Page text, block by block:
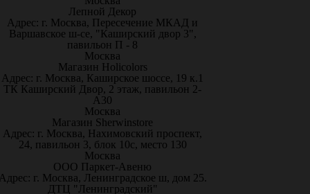
Лепной Декор
Адрес: г. Москва, Пересечение МКАД и
Варшавское ш-се, "Каширский двор 3",
павильон П - 8
Москва
Магазин Holicolors
Адрес: г. Москва, Каширское шоссе, 19 к.1
ТК Каширский Двор, 2 этаж, павильон 2-
А30
Москва
Магазин Sherwinstore
Адрес: г. Москва, Нахимовский проспект,
24, павильон 3, блок 10с, место 130
Москва
ООО Паркет-Авeню
г. Москва, Ленинградское ш, дом 25.
ДТЦ "Ленинградский"